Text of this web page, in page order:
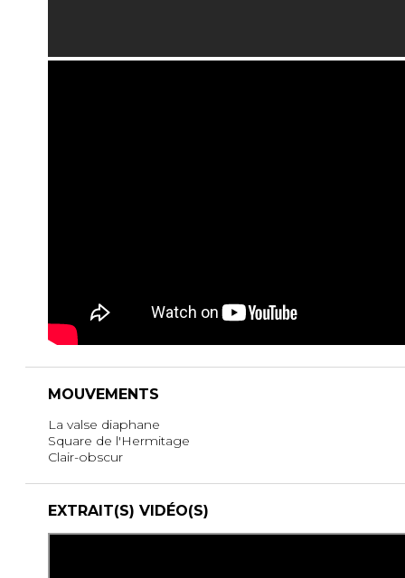
MOUVEMENTS
La valse diaphane
Square de l'Hermitage
Clair-obscur
EXTRAIT(S) VIDÉO(S)